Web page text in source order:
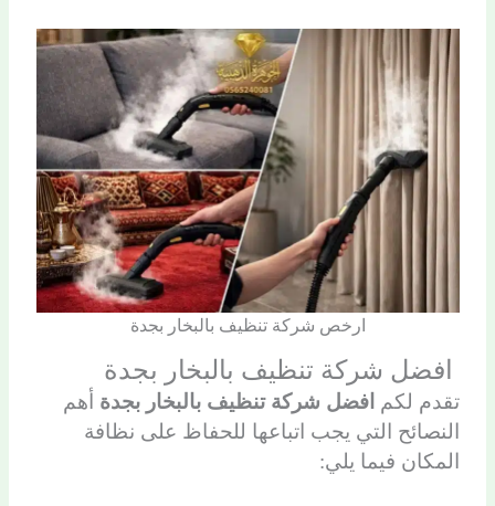
ارخص شركة تنظيف بالبخار بجدة
افضل شركة تنظيف بالبخار بجدة
تقدم لكم افضل شركة تنظيف بالبخار بجدة أهم
النصائح التي يجب اتباعها للحفاظ على نظافة
المكان فيما يلي: